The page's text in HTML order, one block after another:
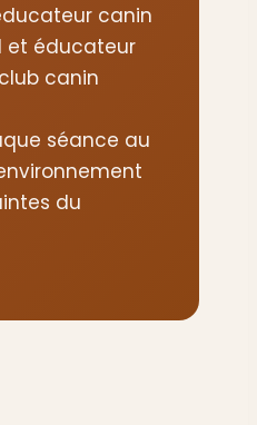
canin
et éducateur
canin
séance au
du